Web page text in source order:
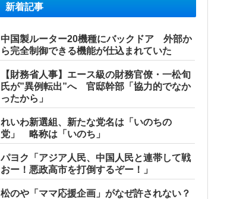
新着記事
中国製ルーター20機種にバックドア 外部か
ら完全制御できる機能が仕込まれていた
【財務省人事】エース級の財務官僚・一松旬
氏が”異例転出”へ 官邸幹部「協力的でなか
ったから」
れいわ新選組、新たな党名は「いのちの
党」 略称は「いのち」
パヨク「アジア人民、中国人民と連帯して戦
おー！悪政高市を打倒するぞー！」
松のや「ママ応援企画」がなぜ許されない？